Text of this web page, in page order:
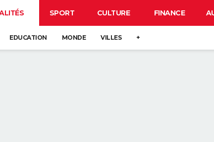
SPORT CULTURE FINANCE
EDUCATION MONDE VILLES +